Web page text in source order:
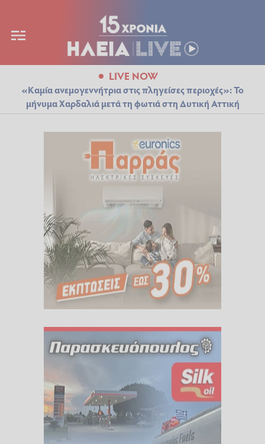
LIVE NOW
«Καμία ανεμογεννήτρια στις πληγείσες περιοχές»: Το
μήνυμα Χαρδαλιά μετά τη φωτιά στη Δυτική Αττική